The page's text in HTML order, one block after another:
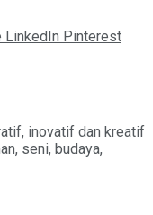
LinkedIn Pinterest
inovatif dan kreatif
seni, budaya,